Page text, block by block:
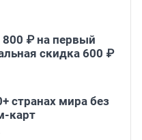
800 ₽ на первый
скидка 600 ₽
странах мира без
карт